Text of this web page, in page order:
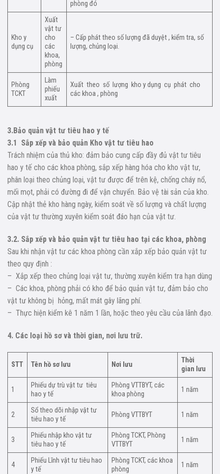
phòng đó
Kho y
dụng cụ
Xuất
vật tư
cho
các
khoa,
phòng
– Cấp phát theo số lượng đã duyệt , kiểm tra, số
lượng, chủng loại.
Phòng
TCKT
Làm
phiếu
xuất
Xuất theo số lượng kho y dụng cụ phát cho
các khoa , phòng
3.Bảo quản vật tư tiêu hao y tế
3.1 Sắp xếp và bảo quản Kho vật tư tiêu hao
Trách nhiệm của thủ kho: đảm bảo cung cấp đầy đủ vật tư tiêu
hao y tế cho các khoa phòng, sắp xếp hàng hóa cho kho vật tư,
phân loại theo chủng loại, vật tư được để trên kệ, chống cháy nổ,
mối mọt, phải có đường đi để vận chuyển. Bảo vệ tài sản của kho.
Cập nhật thẻ kho hàng ngày, kiểm soát về số lượng và chất lượng
của vật tư thường xuyên kiểm soát đáo hạn của vật tư.
3.2. Sắp xếp và bảo quản vật tư tiêu hao tại các khoa, phòng
Sau khi nhận vật tư các khoa phòng cần xắp xếp bảo quản vật tư
theo quy định :
– Xắp xếp theo chủng loại vật tư, thường xuyên kiểm tra hạn dùng
– Các khoa, phòng phải có kho để bảo quản vật tư, đảm bảo cho
vật tư không bị hỏng, mất mát gây lãng phí.
– Thực hiện kiểm kê 1 năm 1 lần, hoặc theo yêu cầu của lãnh đạo.
4. Các loại hồ sơ và thời gian, nơi lưu trữ.
STT Tên hồ sơ lưu Nơi lưu
Thời
gian lưu
1
Phiếu dự trù vật tư tiêu
hao y tế
Phòng VTTBYT, các
khoa phòng
1 năm
2
Sổ theo dõi nhập vật tư
tiêu hao y tế
Phòng VTTBYT 1 năm
3
Phiếu nhập kho vật tư
tiêu hao y tế
Phòng TCKT, Phòng
VTTBYT
1 năm
4
Phiếu Lĩnh vật tư tiêu hao
y tế
Phòng TCKT, các khoa
phòng
1 năm